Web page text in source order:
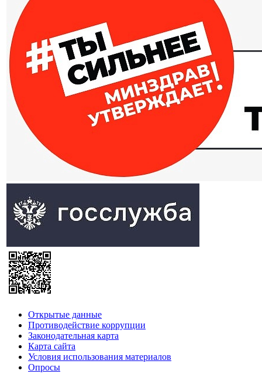
Открытые данные
Противодействие коррупции
Законодательная карта
Карта сайта
Условия использования материалов
Опросы